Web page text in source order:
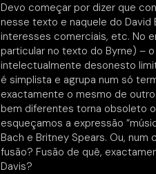
Devo começar por dizer que
nesse texto e naquele do David
interesses comerciais, etc. No
particular no texto do Byrne) –
intelectualmente desonesto
é simplista e agrupa num só
exactamente o mesmo de
bem diferentes torna obsoleto
esqueçamos a expressão
Bach e Britney Spears. Ou,
fusão? Fusão de quê,
Davis?